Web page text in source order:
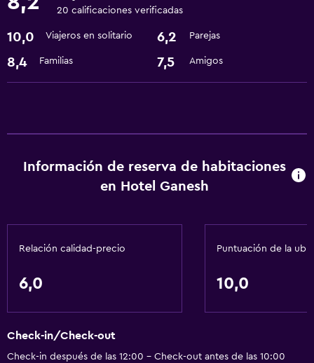
Actividades
Senderismo
20 calificaciones verificadas
10,0 Viajeros en solitario 6,2 Parejas
8,4 Familias 7,5 Amigos
Información de reserva de habitaciones
en Hotel Ganesh
Relación calidad-precio
6,0
Puntuación de la
10,0
Check-in/Check-out
Check-in después de las 12:00 - Check-out antes de las 10:00